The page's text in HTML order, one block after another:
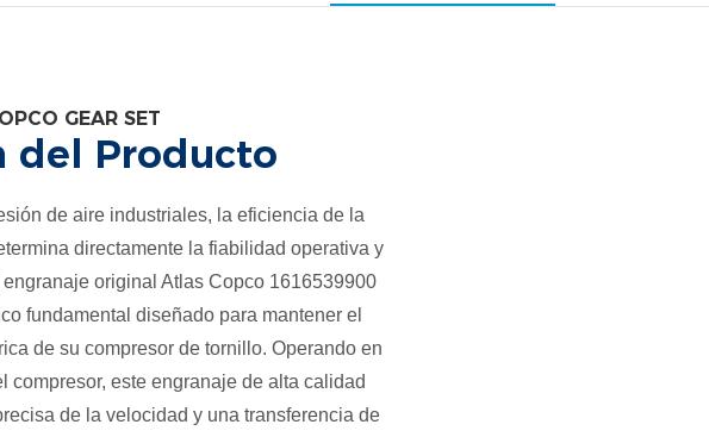
GEAR SET
del Producto
de aire industriales, la eficiencia de la
directamente la fiabilidad operativa y
original Atlas Copco 1616539900
fundamental diseñado para mantener el
de su compresor de tornillo. Operando en
compresor, este engranaje de alta calidad
de la velocidad y una transferencia de